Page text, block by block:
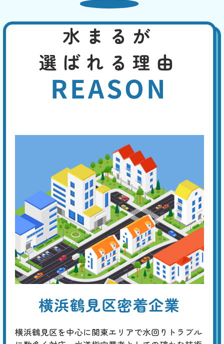
使用するなどで、対策できます。先ずは、どこから水漏れしているかを
トイレの水がとまらない
基本料
3,000 円 W
EB
限
定
割
作業費
2,200円
合計 2,200
便器や手洗い管の水が流れっぱなしの場合は、トイレタンク内の機器の
い。
手洗い管から水がでない
基本料
3,000円 W
EB
限
定
割
引
作業費
3,300 円
部品代
0円〜
合計 3,300 円〜
トイレタンクのレバーやボタンを押しても水が流れない場合は、内蔵フ
ィルターの目詰まり、ジャバラホースの異常、タンク内のボールタップ
の故障、ダイヤフラムの故障などが原因と考えられます。 先ずはタン
クのフタを開けて内部を点検し、どの部分が原因かを特定してくださ
い。
基本料
3,000 円 W
限
定
作業費
4,400円
合計 4,400 円〜
水まるが
選ばれる理由
REASON
横浜鶴見区密着企業
横浜鶴見区を中心に関東エリアで水回りトラブル